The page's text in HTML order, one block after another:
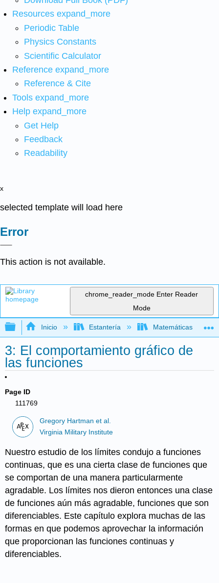
Resources expand_more
Periodic Table
Physics Constants
Scientific Calculator
Reference expand_more
Reference & Cite
Tools expand_more
Help expand_more
Get Help
Feedback
Readability
x
selected template will load here
Error
This action is not available.
chrome_reader_mode Enter Reader
Mode
Expandir/contraer jerarquía global
Inicio Estantería Matemáticas
3: El comportamiento gráfico de
las funciones
Page ID
111769
Gregory Hartman et al.
Virginia Military Institute
Nuestro estudio de los límites condujo a funciones
continuas, que es una cierta clase de funciones que
se comportan de una manera particularmente
agradable. Los límites nos dieron entonces una clase
de funciones aún más agradable, funciones que son
diferenciables. Este capítulo explora muchas de las
formas en que podemos aprovechar la información
que proporcionan las funciones continuas y
diferenciables.